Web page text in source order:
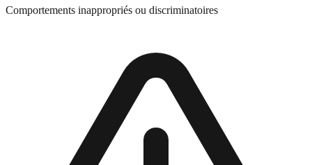
Comportements inappropriés ou discriminatoires